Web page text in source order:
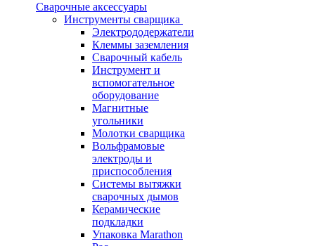
Сварочные аксессуары
Инструменты сварщика
Электрододержатели
Клеммы заземления
Сварочный кабель
Инструмент и
вспомогательное
оборудование
Магнитные
угольники
Молотки сварщика
Вольфрамовые
электроды и
приспособления
Системы вытяжки
сварочных дымов
Керамические
подкладки
Упаковка Marathon